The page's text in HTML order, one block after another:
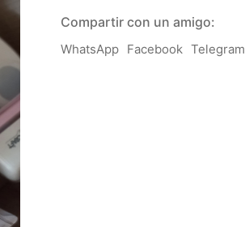
Compartir con un amigo:
WhatsApp Facebook Telegram